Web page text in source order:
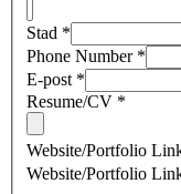
Stad *
Phone Number*
E-post*
Resume/CV *
Website/Portfolio
Website/Portfolio